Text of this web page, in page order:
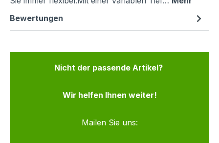
Bewertungen
Nicht der passende Artikel?
Wir helfen Ihnen weiter!
Mailen Sie uns: